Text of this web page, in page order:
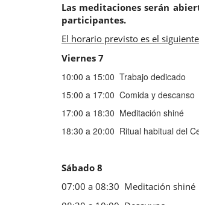
Las meditaciones serán
participantes.
El horario previsto es el
Viernes 7
10:00 a 15:00 Trabajo dedicado
15:00 a 17:00 Comida y descanso
17:00 a 18:30 Meditación shiné
18:30 a 20:00 Ritual habitual del
Sábado 8
07:00 a 08:30 Meditación shiné